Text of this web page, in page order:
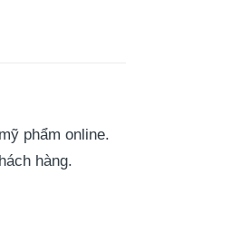
phẩm online.
hàng.